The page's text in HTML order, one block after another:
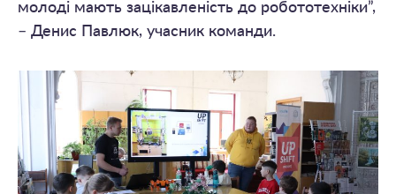
молоді мають зацікавленість до робототехніки”,
– Денис Павлюк, учасник команди.